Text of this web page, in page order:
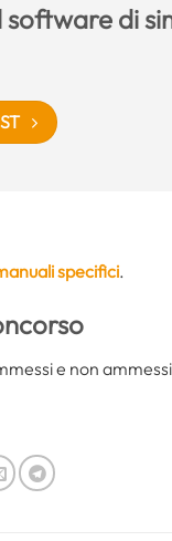
di
specifici.
e non